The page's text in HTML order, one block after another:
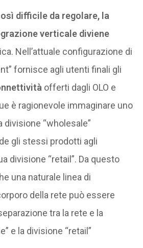
difficile da regolare, la
verticale diviene
Nell’attuale configurazione di
fornisce agli utenti finali gli
offerti dagli OLO e
è ragionevole immaginare uno
divisione “wholesale”
gli stessi prodotti agli
divisione “retail”. Da questo
una naturale linea di
della rete può essere
tra la rete e la
e la divisione “retail”